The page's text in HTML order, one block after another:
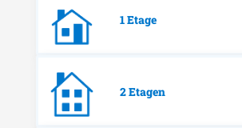
1 Etage
2 Etagen